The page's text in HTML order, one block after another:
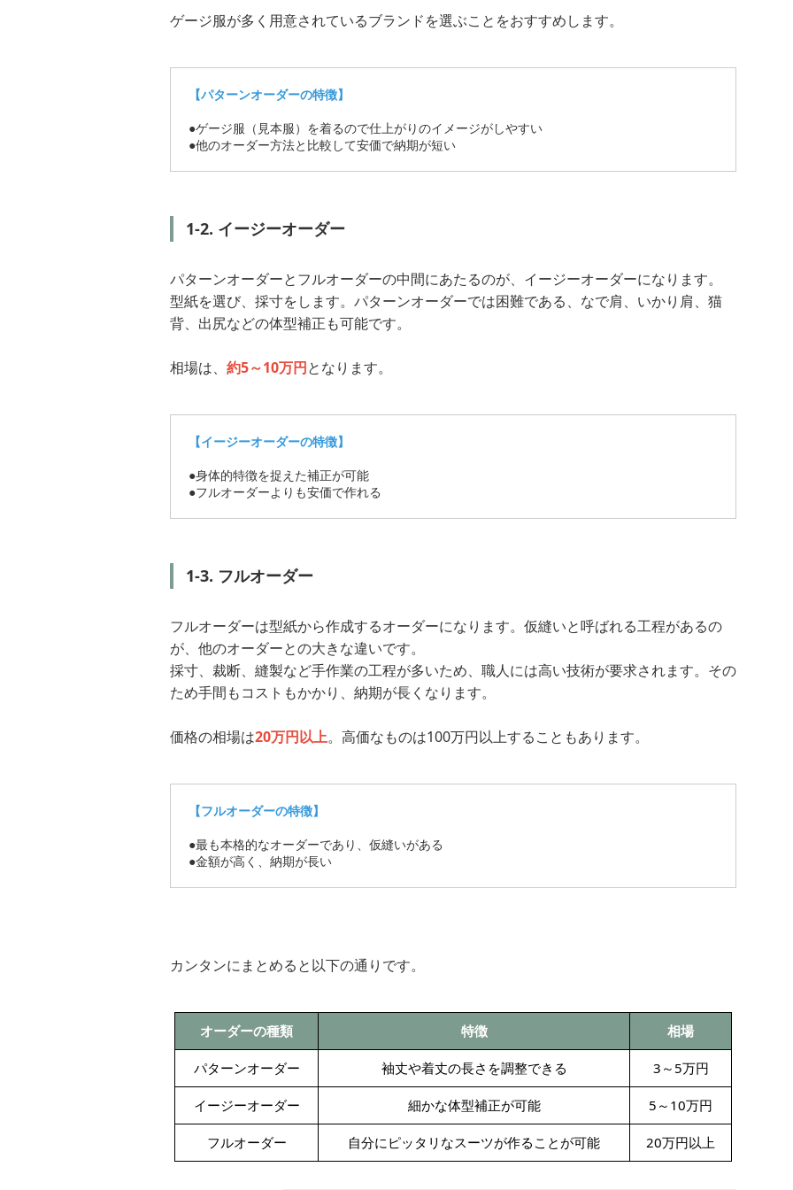
ゲージ服が多く用意されているブランドを選ぶことをおすすめします。
【パターンオーダーの特徴】
●ゲージ服（見本服）を着るので仕上がりのイメージがしやすい
●他のオーダー方法と比較して安価で納期が短い
1-2. イージーオーダー
パターンオーダーとフルオーダーの中間にあたるのが、イージーオーダーになります。
型紙を選び、採寸をします。パターンオーダーでは困難である、なで肩、いかり肩、猫
背、出尻などの体型補正も可能です。
相場は、 約5～10万円となります。
【イージーオーダーの特徴】
●身体的特徴を捉えた補正が可能
●フルオーダーよりも安価で作れる
1-3. フルオーダー
フルオーダーは型紙から作成するオーダーになります。仮縫いと呼ばれる工程があるの
が、他のオーダーとの大きな違いです。
採寸、裁断、縫製など手作業の工程が多いため、職人には高い技術が要求されます。その
ため手間もコストもかかり、納期が長くなります。
価格の相場は20万円以上。高価なものは100万円以上することもあります。
【フルオーダーの特徴】
●最も本格的なオーダーであり、仮縫いがある
●金額が高く、納期が長い
カンタンにまとめると以下の通りです。
オーダーの種類 特徴 相場
パターンオーダー 袖丈や着丈の長さを調整できる 3～5万円
イージーオーダー 細かな体型補正が可能 5～10万円
フルオーダー 自分にピッタリなスーツが作ることが可能 20万円以上